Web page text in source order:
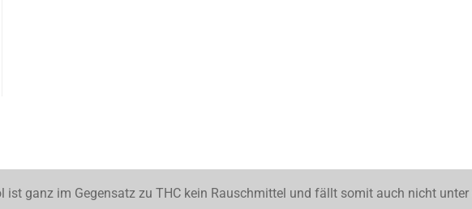
ist ganz im Gegensatz zu THC kein Rauschmittel und fällt somit auch nicht